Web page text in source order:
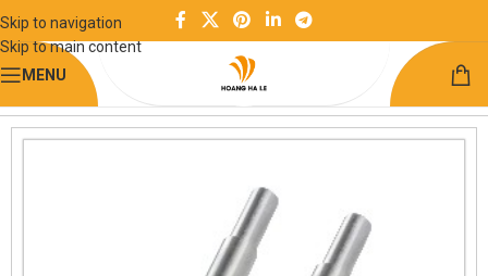
Skip to navigation
Skip to main content
MENU
Trang chủ
Chuyển động tuyến tính